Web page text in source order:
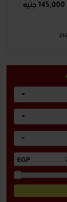
كاش باك يصل إلى 145,000 جنيه